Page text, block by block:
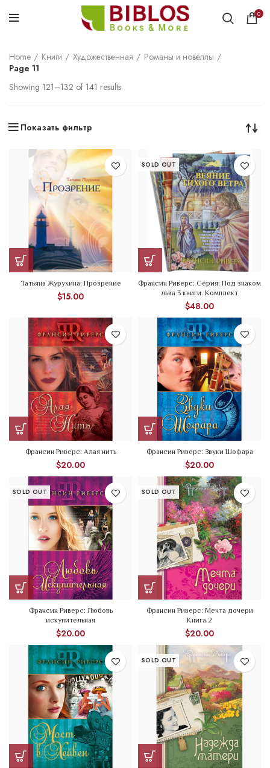
0
Home Книги Художественная
Романы и новеллы
Page 11
Showing 121–132 of 141 results
Показать фильтр
Татьяна Журухина: Прозрение
$15.00
SOLD OUT
Франсин Риверс: Серия: Под знаком
льва 3 книги. Комплект
$48.00
Франсин Риверс: Алая нить
$20.00
Франсин Риверс: Звуки Шофара
$20.00
SOLD OUT
Франсин Риверс: Любовь
искупительная
$20.00
SOLD OUT
Франсин Риверс: Мечта дочери
Книга 2
$20.00
SOLD OUT